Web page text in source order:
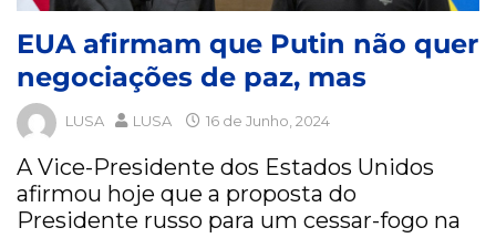
EUA afirmam que Putin não quer
negociações de paz, mas
LUSA LUSA 16 de Junho, 2024
A Vice-Presidente dos Estados Unidos
afirmou hoje que a proposta do
Presidente russo para um cessar-fogo na